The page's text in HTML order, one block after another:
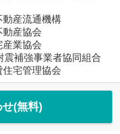
動産流通機構
動産協会
産業協会
震補強事業者協同組合
住宅管理協会
(無料)